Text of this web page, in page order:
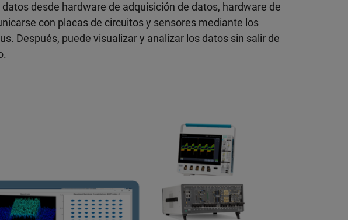
desde hardware de adquisición de datos, hardware de
con placas de circuitos y sensores mediante los
Después, puede visualizar y analizar los datos sin salir de